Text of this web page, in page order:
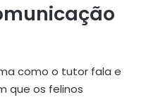
como o tutor fala e
que os felinos